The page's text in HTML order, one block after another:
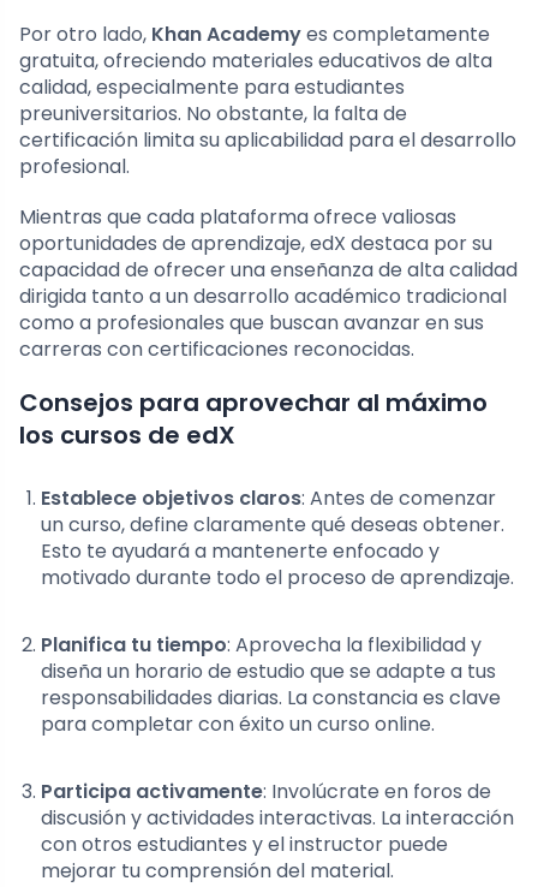
Por otro lado, Khan Academyes completamente
gratuita, ofreciendo materiales educativos de alta
calidad, especialmente para estudiantes
preuniversitarios. No obstante, la falta de
certificación limita su aplicabilidad para el desarrollo
profesional.
Mientras que cada plataforma ofrece valiosas
oportunidades de aprendizaje, edX destaca por su
capacidad de ofrecer una enseñanza de alta calidad
dirigida tanto a un desarrollo académico tradicional
como a profesionales que buscan avanzar en sus
carreras con certificaciones reconocidas.
Consejos para aprovechar al máximo
los cursos de edX
Establece objetivos claros: Antes de comenzar
un curso, define claramente qué deseas obtener.
Esto te ayudará a mantenerte enfocado y
motivado durante todo el proceso de aprendizaje.
Planifica tu tiempo: Aprovecha la flexibilidad y
diseña un horario de estudio que se adapte a tus
responsabilidades diarias. La constancia es clave
para completar con éxito un curso online.
Participa activamente: Involúcrate en foros de
discusión y actividades interactivas. La interacción
con otros estudiantes y el instructor puede
mejorar tu comprensión del material.